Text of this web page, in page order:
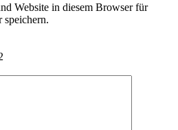
Website in diesem Browser für
speichern.